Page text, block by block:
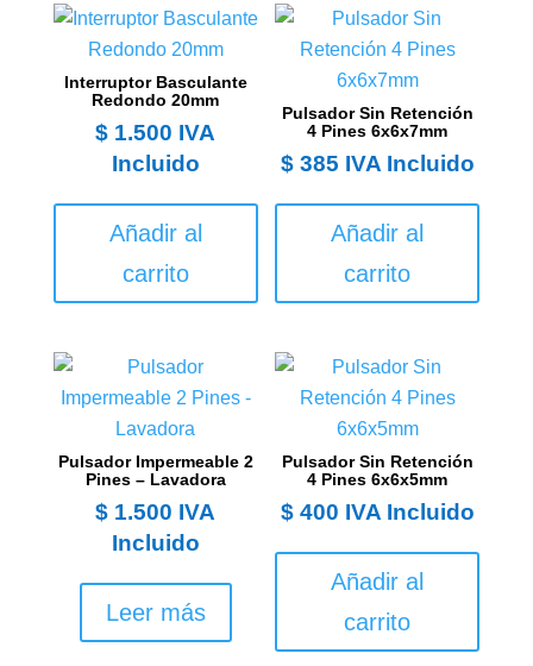
Interruptor Basculante
Redondo 20mm
$ 1.500 IVA
Incluido
Añadir al
carrito
Pulsador Sin Retención
4 Pines 6x6x7mm
$385 IVA Incluido
Añadir al
carrito
Pulsador Impermeable 2
Pines – Lavadora
$ 1.500 IVA
Incluido
Leer más
Pulsador Sin Retención
4 Pines 6x6x5mm
$400 IVA Incluido
Añadir al
carrito